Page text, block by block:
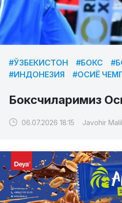
#ЎЗБЕКИСТОН #БОКС
#ИНДОНЕЗИЯ
#ОСИЁ
Боксчиларимиз
06.07.2026 18:15 Javohir